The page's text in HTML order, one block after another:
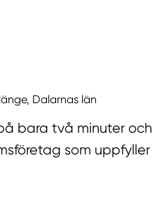
Dalarnas län
bara två minuter och
som uppfyller